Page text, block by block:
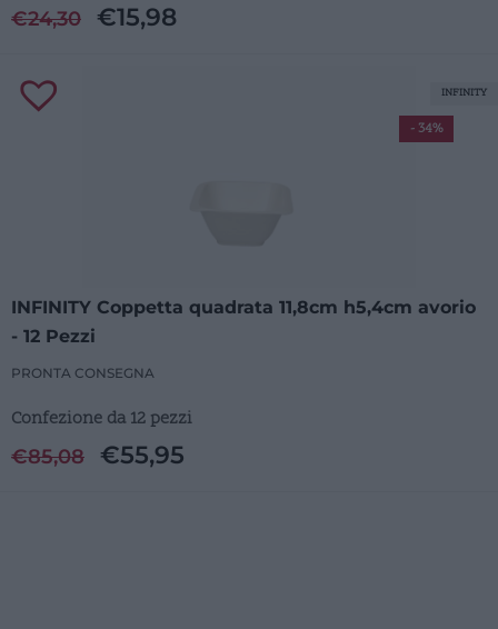
€24,30 €15,98
INFINITY Coppetta quadrata 11,8cm h5,4cm avorio
- 12 Pezzi
PRONTA CONSEGNA
Confezione da 12 pezzi
€85,08 €55,95
- 34%
INFINITY